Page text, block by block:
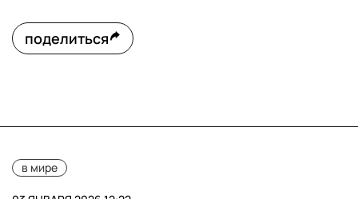
поделиться
в мире